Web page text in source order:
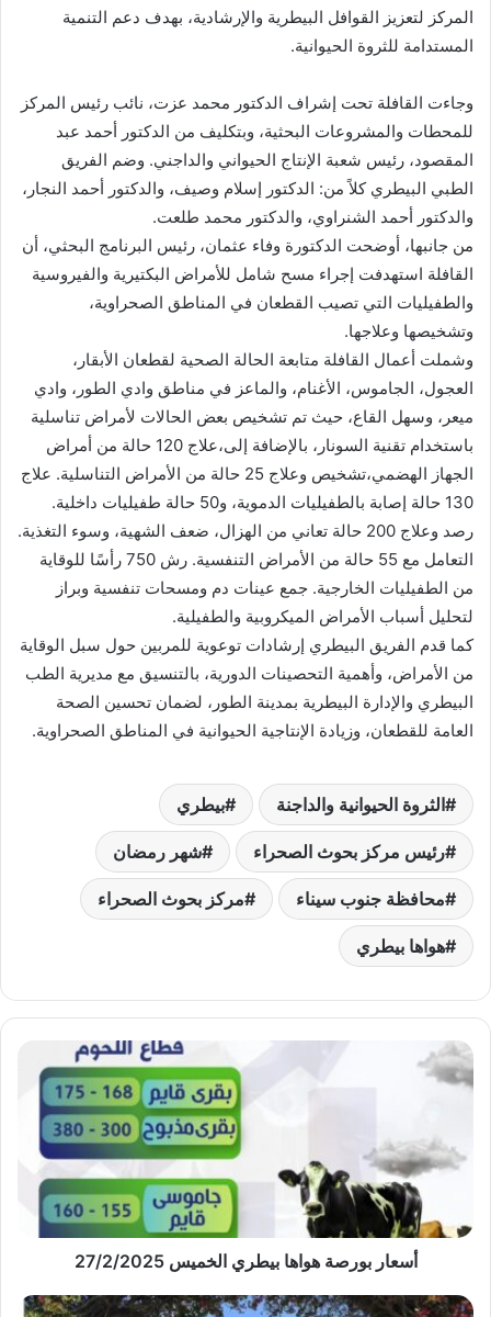
المركز لتعزيز القوافل البيطرية والإرشادية، بهدف دعم التنمية
المستدامة للثروة الحيوانية.
وجاءت القافلة تحت إشراف الدكتور محمد عزت، نائب رئيس المركز
للمحطات والمشروعات البحثية، وبتكليف من الدكتور أحمد عبد
المقصود، رئيس شعبة الإنتاج الحيواني والداجني. وضم الفريق
الطبي البيطري كلاً من: الدكتور إسلام وصيف، والدكتور أحمد النجار،
والدكتور أحمد الشنراوي، والدكتور محمد طلعت.
من جانبها، أوضحت الدكتورة وفاء عثمان، رئيس البرنامج البحثي، أن
القافلة استهدفت إجراء مسح شامل للأمراض البكتيرية والفيروسية
والطفيليات التي تصيب القطعان في المناطق الصحراوية،
وتشخيصها وعلاجها.
وشملت أعمال القافلة متابعة الحالة الصحية لقطعان الأبقار،
العجول، الجاموس، الأغنام، والماعز في مناطق وادي الطور، وادي
ميعر، وسهل القاع، حيث تم تشخيص بعض الحالات لأمراض تناسلية
باستخدام تقنية السونار، بالإضافة إلى،علاج 120 حالة من أمراض
الجهاز الهضمي،تشخيص وعلاج 25 حالة من الأمراض التناسلية. علاج
130 حالة إصابة بالطفيليات الدموية، و50 حالة طفيليات داخلية.
رصد وعلاج 200 حالة تعاني من الهزال، ضعف الشهية، وسوء التغذية.
التعامل مع 55 حالة من الأمراض التنفسية. رش 750 رأسًا للوقاية
من الطفيليات الخارجية. جمع عينات دم ومسحات تنفسية وبراز
لتحليل أسباب الأمراض الميكروبية والطفيلية.
كما قدم الفريق البيطري إرشادات توعوية للمربين حول سبل الوقاية
من الأمراض، وأهمية التحصينات الدورية، بالتنسيق مع مديرية الطب
البيطري والإدارة البيطرية بمدينة الطور، لضمان تحسين الصحة
العامة للقطعان، وزيادة الإنتاجية الحيوانية في المناطق الصحراوية.
الثروة الحيوانية والداجنة بيطري
رئيس مركز بحوث الصحراء شهر رمضان
محافظة جنوب سيناء مركز بحوث الصحراء
هواها بيطري
أسعار
بورصة
الخميس
27/2/2025
أسعار بورصة هواها بيطري الخميس 27/2/2025
وفد